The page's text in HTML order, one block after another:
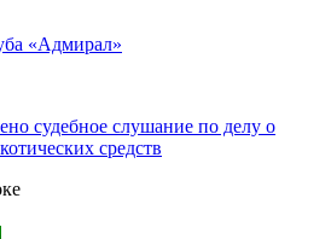
«Адмирал»
судебное слушание по делу о
средств